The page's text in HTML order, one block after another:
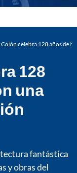
Colón celebra 128 años de
128
una
fantástica
y obras del